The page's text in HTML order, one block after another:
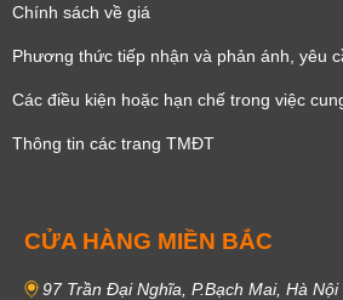
Chính sách về giá
Phương thức tiếp nhận và phản ánh, yêu
Các điều kiện hoặc hạn chế trong việc
Thông tin các trang TMĐT
CỬA HÀNG MIỀN BẮC
97 Trần Đại Nghĩa, P.Bạch Mai, Hà Nội